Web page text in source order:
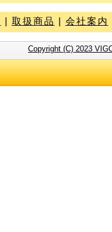
取扱商品 会社案内
Copyright (C) 2023